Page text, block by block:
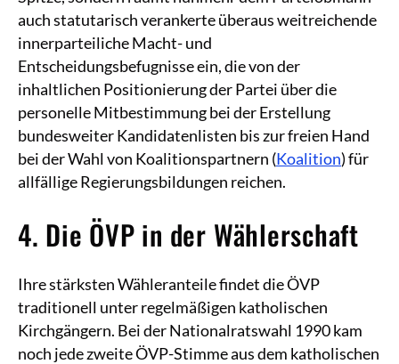
auch statutarisch verankerte überaus weitreichende
innerparteiliche Macht- und
Entscheidungsbefugnisse ein, die von der
inhaltlichen Positionierung der Partei über die
personelle Mitbestimmung bei der Erstellung
bundesweiter Kandidatenlisten bis zur freien Hand
bei der Wahl von Koalitionspartnern (Koalition) für
allfällige Regierungsbildungen reichen.
4. Die ÖVP in der Wählerschaft
Ihre stärksten Wähleranteile findet die ÖVP
traditionell unter regelmäßigen katholischen
Kirchgängern. Bei der Nationalratswahl 1990 kam
noch jede zweite ÖVP-Stimme aus dem katholischen